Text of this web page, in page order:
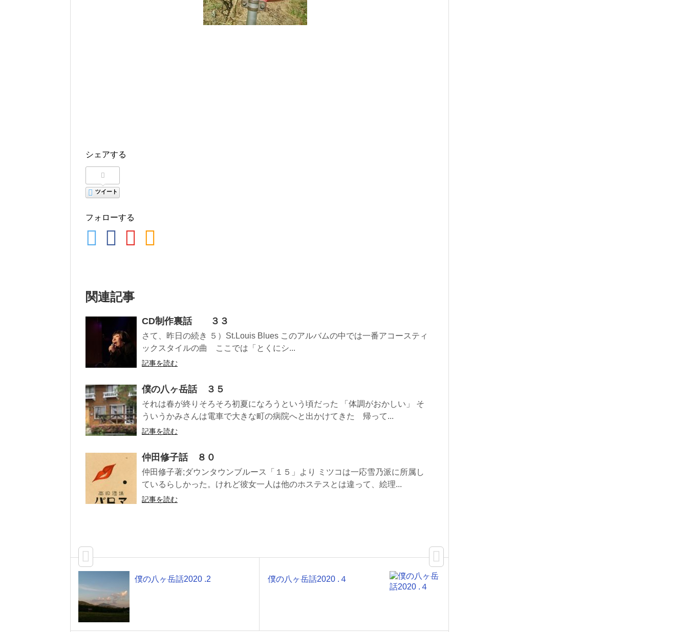
シェアする
ツイート
フォローする
関連記事
CD制作裏話 ３３
さて、昨日の続き ５）St.Louis Blues このアルバムの中では一番アコースティ
ックスタイルの曲 ここでは「とくにシ...
記事を読む
僕の八ヶ岳話 ３５
それは春が終りそろそろ初夏になろうという頃だった 「体調がおかしい」 そ
ういうかみさんは電車で大きな町の病院へと出かけてきた 帰って...
記事を読む
仲田修子話 ８０
仲田修子著;ダウンタウンブルース「１５」より ミツコは一応雪乃派に所属し
ているらしかった。けれど彼女一人は他のホステスとは違って、絵理...
記事を読む
僕の八ヶ岳話2020 .2 僕の八ヶ岳話2020 .４